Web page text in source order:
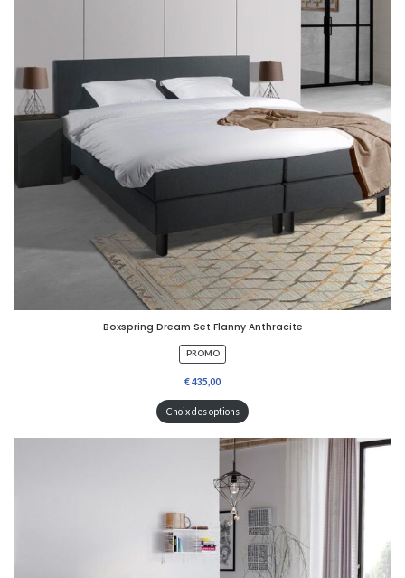
Boxspring Dream Set Flanny Anthracite
PROMOP
R
O
I
E
N
R
O
T
I
O
N
Choix des options